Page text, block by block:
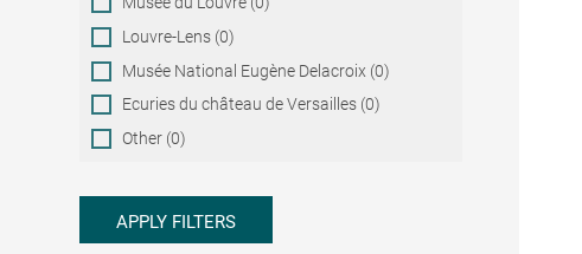
display
Louvre-Lens (0)
Musée National Eugène Delacroix (0)
Ecuries du château de Versailles (0)
Other (0)
APPLY FILTERS